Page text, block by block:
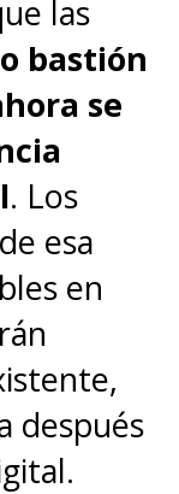
las
bastión
se
. Los
esa
en
después